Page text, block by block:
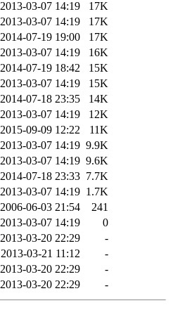
2013-03-07 14:19
17K
2013-03-07 14:19
17K
2014-07-19 19:00
17K
2013-03-07 14:19
16K
2014-07-19 18:42
15K
2013-03-07 14:19
15K
2014-07-18 23:35
14K
2013-03-07 14:19
12K
2015-09-09 12:22
11K
2013-03-07 14:19 9.9K
2013-03-07 14:19 9.6K
2014-07-18 23:33 7.7K
2013-03-07 14:19 1.7K
2006-06-03 21:54
241
2013-03-07 14:19
0
2013-03-20 22:29
-
2013-03-21 11:12
-
2013-03-20 22:29
-
2013-03-20 22:29 -